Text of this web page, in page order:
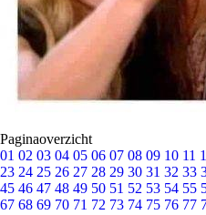
Paginaoverzicht
01 02 03 04 05 06 07 08 09 10 11
23 24 25 26 27 28 29 30 31 32 33
45 46 47 48 49 50 51 52 53 54 55
67 68 69 70 71 72 73 74 75 76 77